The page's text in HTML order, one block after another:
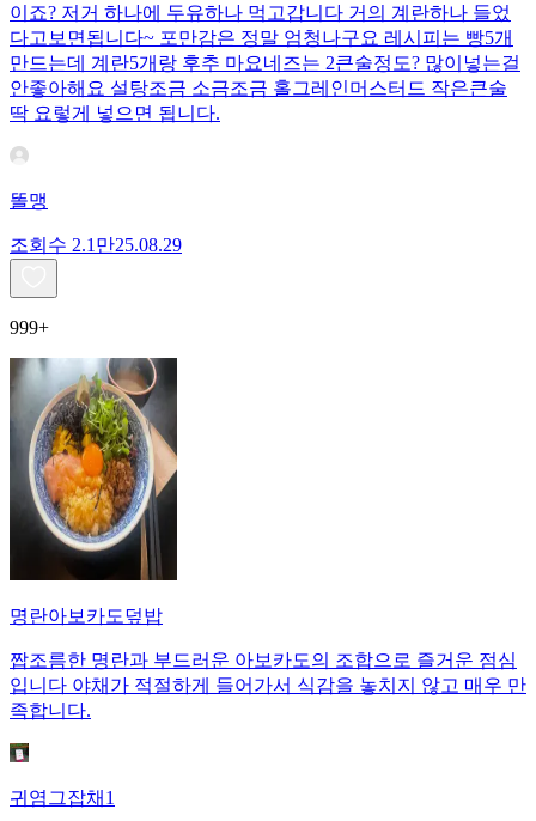
이죠? 저거 하나에 두유하나 먹고갑니다 거의 계란하나 들었
다고보면됩니다~ 포만감은 정말 엄청나구요 레시피는 빵5개
만드는데 계란5개랑 후추 마요네즈는 2큰술정도? 많이넣는걸
안좋아해요 설탕조금 소금조금 홀그레인머스터드 작은큰술
딱 요렇게 넣으면 됩니다.
똘맹
조회수 2.1만25.08.29
999+
명란아보카도덮밥
짭조름한 명란과 부드러운 아보카도의 조합으로 즐거운 점심
입니다 야채가 적절하게 들어가서 식감을 놓치지 않고 매우 만
족합니다.
귀염그잡채1